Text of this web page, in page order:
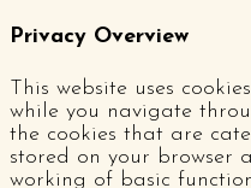
Privacy Overview
This website uses
while you navigate
the cookies that are
stored on your browser
working of basic